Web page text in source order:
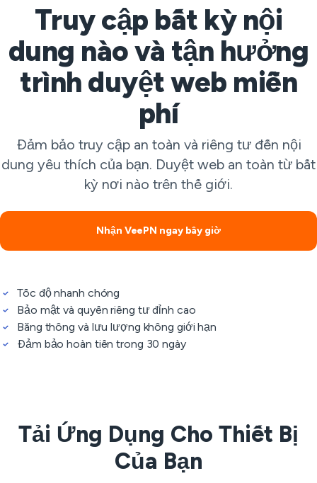
Truy cập bất kỳ nội
dung nào và tận hưởng
trình duyệt web miễn
phí
Đảm bảo truy cập an toàn và riêng tư đến nội
dung yêu thích của bạn. Duyệt web an toàn từ bất
kỳ nơi nào trên thế giới.
Nhận VeePN ngay bây giờ
Tốc độ nhanh chóng
Bảo mật và quyền riêng tư đỉnh cao
Băng thông và lưu lượng không giới hạn
Đảm bảo hoàn tiền trong 30 ngày
Tải Ứng Dụng Cho Thiết Bị
Của Bạn